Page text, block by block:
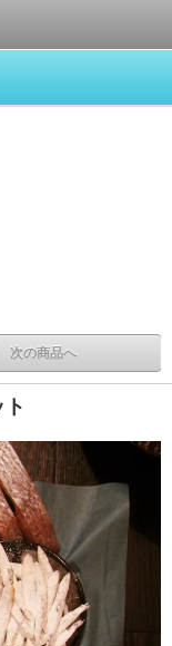
次の商品へ